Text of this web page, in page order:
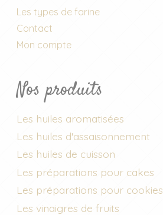
Les types de farine
Contact
Mon compte
Nos produits
Les huiles aromatisées
Les huiles d'assaisonnement
Les huiles de cuisson
Les préparations pour cakes
Les préparations pour cookies
Les vinaigres de fruits